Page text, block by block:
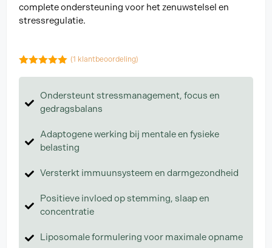
complete ondersteuning voor het zenuwstelsel en
stressregulatie.
(1 klantbeoordeling)
Ondersteunt stressmanagement, focus en
gedragsbalans
Adaptogene werking bij mentale en fysieke
belasting
Versterkt immuunsysteem en darmgezondheid
Positieve invloed op stemming, slaap en
concentratie
Liposomale formulering voor maximale opname